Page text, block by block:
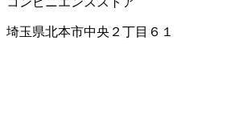
埼玉県北本市中央２丁目６１